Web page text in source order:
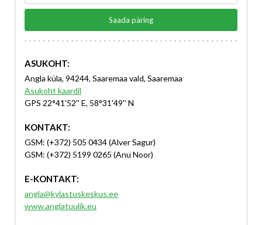
Saada päring
ASUKOHT:
Angla küla, 94244, Saaremaa vald, Saaremaa
Asukoht kaardil
GPS 22°41'52'' E, 58°31'49'' N
KONTAKT:
GSM: (+372) 505 0434 (Alver Sagur)
GSM: (+372) 5199 0265 (Anu Noor)
E-KONTAKT:
angla@kylastuskeskus.ee
www.anglatuulik.eu